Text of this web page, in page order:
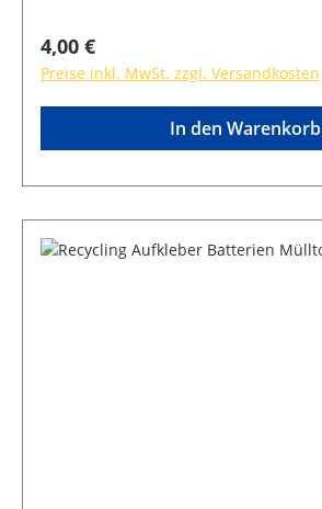
Regulärer Preis:
4,00 €
Preise inkl. MwSt. zzgl. Versandkosten
In den Warenkorb